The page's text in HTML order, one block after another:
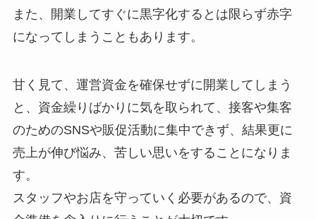
また、開業してすぐに黒字化するとは限らず赤字
になってしまうこともあります。
甘く見て、運営資金を確保せずに開業してしまう
と、資金繰りばかりに気を取られて、接客や集客
のためのSNSや販促活動に集中できず、結果更に
売上が伸び悩み、苦しい思いをすることになりま
す。
スタッフやお店を守っていく必要があるので、資